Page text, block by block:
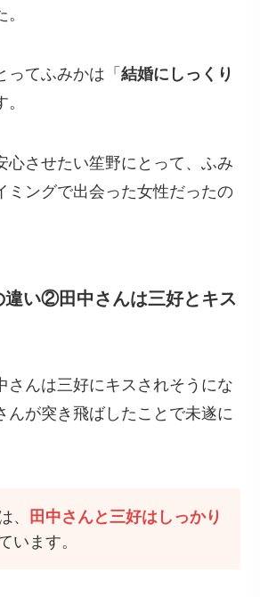
ってふみかは「結婚にしっくり
心させたい笙野にとって、ふみ
ミングで出会った女性だったの
違い②田中さんは三好とキス
さんは三好にキスされそうにな
んが突き飛ばしたことで未遂に
、
田中さんと三好はしっかり
います。